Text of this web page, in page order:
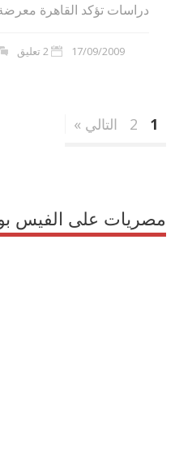
دراسات تؤكد القاهرة معرضة
17/09/2009 2 تعليق
1
2 التالي »
مصريات على الفيس